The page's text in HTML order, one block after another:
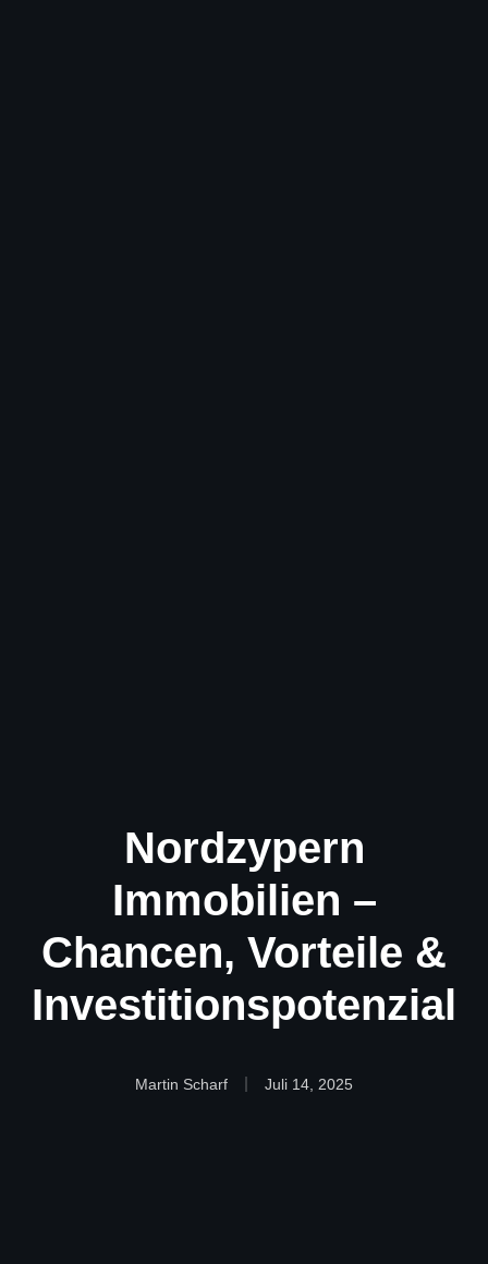
Nordzypern
Immobilien –
Chancen, Vorteile &
Investitionspotenzial
Martin Scharf Juli 14, 2025